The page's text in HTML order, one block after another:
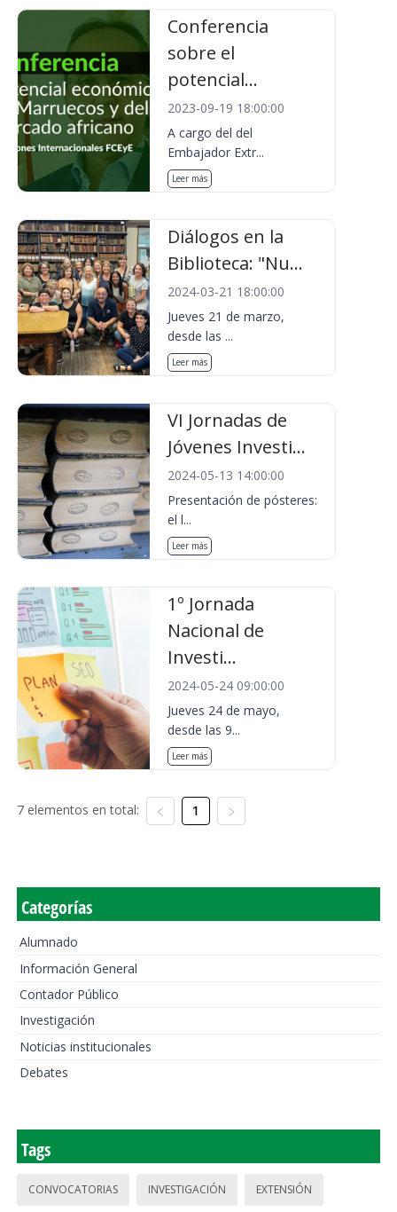
Conferencia
sobre el
potencial...
2023-09-19 18:00:00
A cargo del del
Embajador Extr...
Leer más
Diálogos en la
Biblioteca: "Nu...
2024-03-21 18:00:00
Jueves 21 de marzo,
desde las ...
Leer más
VI Jornadas de
Jóvenes Investi...
2024-05-13 14:00:00
Presentación de pósteres:
el l...
Leer más
1º Jornada
Nacional de
Investi...
2024-05-24 09:00:00
Jueves 24 de mayo,
desde las 9...
Leer más
7 elementos en total: 1
Categorías
Alumnado
Información General
Contador Público
Investigación
Noticias institucionales
Debates
Tags
CONVOCATORIAS INVESTIGACIÓN EXTENSIÓN